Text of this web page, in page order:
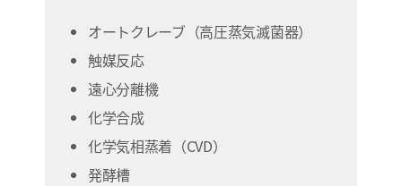
オートクレーブ（高圧蒸気滅菌器）
触媒反応
遠心分離機
化学合成
化学気相蒸着（CVD）
発酵槽